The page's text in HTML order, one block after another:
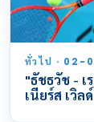
ทั่วไป · 02-
"ธัชธวัช - เ
เนียร์ส เวิล